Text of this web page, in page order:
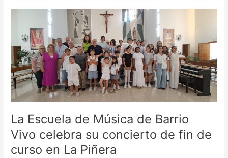
La Escuela de Música de Barrio
Vivo celebra su concierto de fin de
curso en La Piñera
Música
de
Barrio
Vivo
celebra
su
concierto
de
fin
de